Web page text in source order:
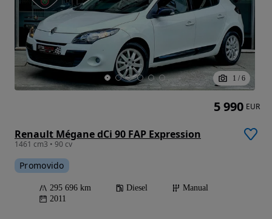
1 / 6
Renault Mégane dCi 90 FAP Expression
1461 cm3 • 90 cv
Promovido
295 696 km Diesel
Manual
2011
5 990 EUR